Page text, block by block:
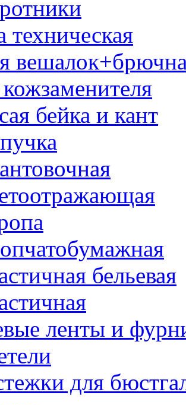
техническая
бейка и кант
бельевая
ленты и
для